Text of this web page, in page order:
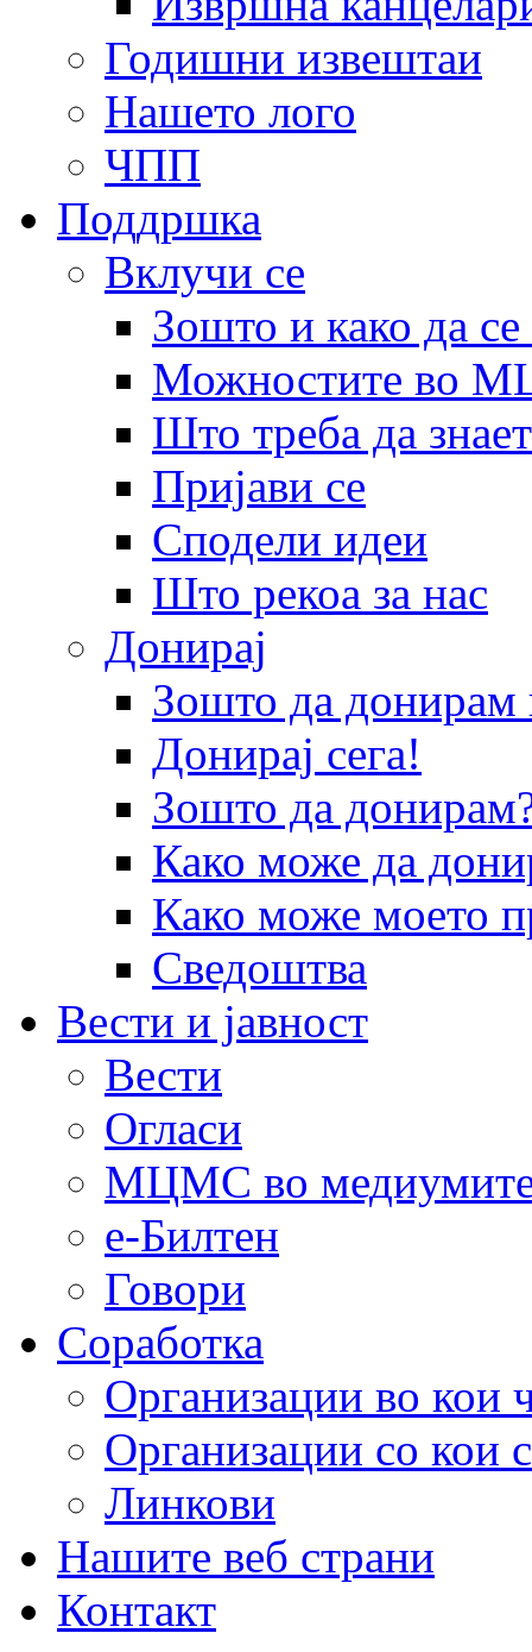
Годишни извештаи
Нашето лого
ЧПП
Поддршка
Вклучи се
Зошто и како да
Можностите во
Што треба да
Пријави се
Сподели идеи
Што рекоа за нас
Донирај
Зошто да
Донирај сега!
Зошто да
Како може да
Како може моето
Сведоштва
Вести и јавност
Вести
Огласи
МЦМС во
е-Билтен
Говори
Соработка
Организации во кои
Организации со кои
Линкови
Нашите веб страни
Контакт